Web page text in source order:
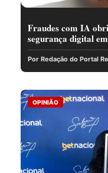
Fraudes com IA
segurança digital
Por Redação do Portal
OPINIÃO